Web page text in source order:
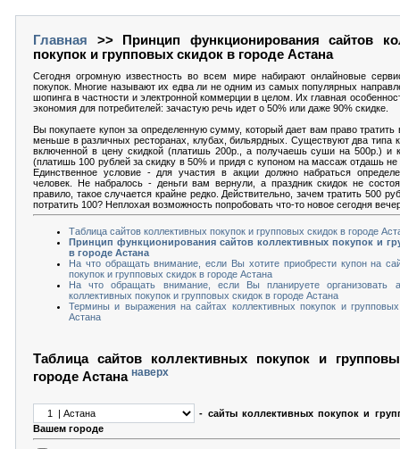
Главная >> Принцип функционирования сайтов
покупок и групповых скидок в городе Астана
Сегодня огромную известность во всем мире набирают онлайновые
покупок. Многие называют их едва ли не одним из самых популярных
шопинга в частности и электронной коммерции в целом. Их главная
экономия для потребителей: зачастую речь идет о 50% или даже 90% скидке.
Вы покупаете купон за определенную сумму, который дает вам право тратить
меньше в различных ресторанах, клубах, бильярдных. Существуют два типа
включенной в цену скидкой (платишь 200р., а получаешь суши на 500р.) и
(платишь 100 рублей за скидку в 50% и придя с купоном на массаж отдашь не
Единственное условие - для участия в акции должно набраться
человек. Не набралось - деньги вам вернули, а праздник скидок не
правило, такое случается крайне редко. Действительно, зачем тратить 500
потратить 100? Неплохая возможность попробовать что-то новое сегодня
Таблица сайтов коллективных покупок и групповых скидок в городе
Принцип функционирования сайтов коллективных покупок и
в городе Астана
На что обращать внимание, если Вы хотите приобрести купон на
покупок и групповых скидок в городе Астана
На что обращать внимание, если Вы планируете организовать
коллективных покупок и групповых скидок в городе Астана
Термины и выражения на сайтах коллективных покупок и
Астана
Таблица сайтов коллективных покупок и
городе Астана наверх
- сайты коллективных покупок и
Вашем городе